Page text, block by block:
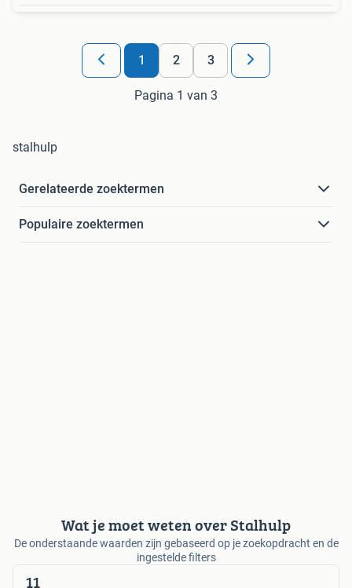
1 2 3
Pagina 1 van 3
stalhulp
Gerelateerde zoektermen
Populaire zoektermen
Wat je moet weten over Stalhulp
De onderstaande waarden zijn gebaseerd op je zoekopdracht en de
ingestelde filters
11